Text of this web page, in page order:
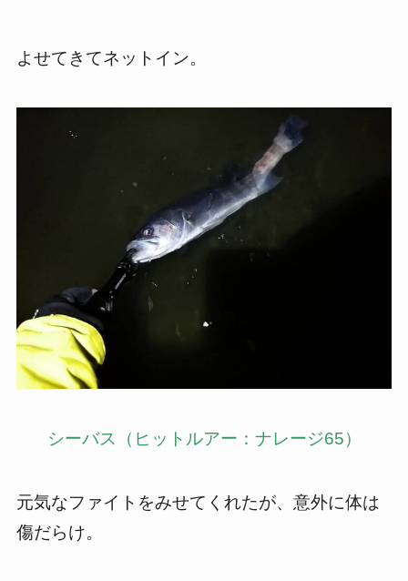
よせてきてネットイン。
シーバス（ヒットルアー：ナレージ65）
元気なファイトをみせてくれたが、意外に体は
傷だらけ。